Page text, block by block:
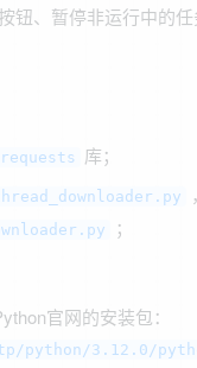
钮、暂停非运行中的
requests 库；
；
官网的安装包：
python/3.12.0/